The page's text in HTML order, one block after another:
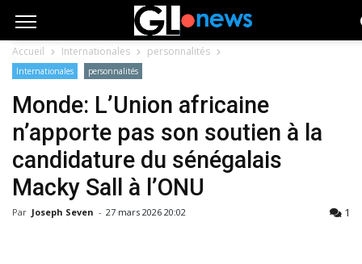
Accueil Internationales personnalités
Internationales personnalités
Monde: L’Union africaine
n’apporte pas son soutien à la
candidature du sénégalais
Macky Sall à l’ONU
Par Joseph Seven - 27 mars 2026 20:02 1